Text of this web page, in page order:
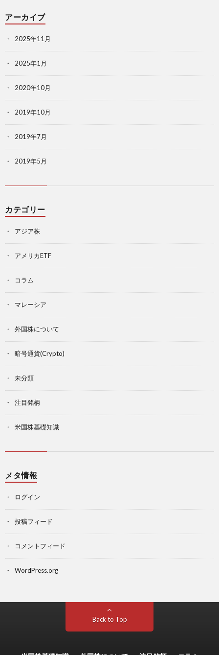
アーカイブ
2025年11月
2025年1月
2020年10月
2019年10月
2019年7月
2019年5月
カテゴリー
アジア株
アメリカETF
コラム
マレーシア
外国株について
暗号通貨(Crypto)
未分類
注目銘柄
米国株基礎知識
メタ情報
ログイン
投稿フィード
コメントフィード
WordPress.org
Back to Top